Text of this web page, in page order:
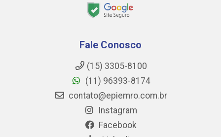
Fale Conosco
(15) 3305-8100
(11) 96393-8174
contato@epiemro.com.br
Instagram
Facebook